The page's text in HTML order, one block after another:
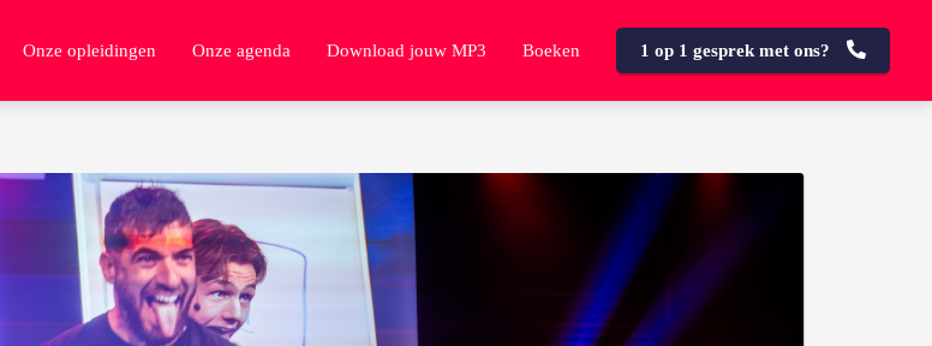
Onze opleidingen Onze agenda Download jouw MP3 Boeken 1 op 1 gesprek met ons?